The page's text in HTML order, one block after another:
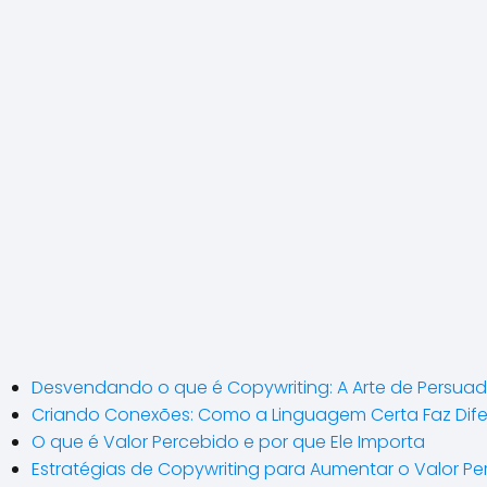
Desvendando o que é Copywriting: A Arte de
Criando Conexões: Como a Linguagem Certa Faz
O que é Valor Percebido e por que Ele Importa
Estratégias de Copywriting para Aumentar o Valor